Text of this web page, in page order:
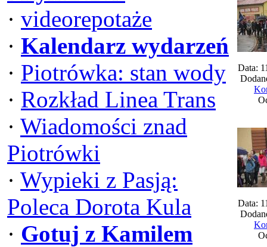
· videorepotaże
· Kalendarz wydarzeń
· Piotrówka: stan wody
· Rozkład Linea Trans
· Wiadomości znad
Piotrówki
· Wypieki z Pasją:
Poleca Dorota Kula
· Gotuj z Kamilem
Data:
Data: